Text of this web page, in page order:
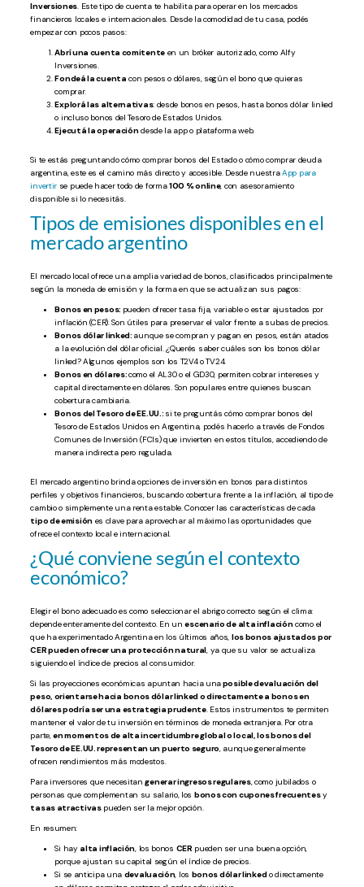
Inversiones. Este tipo de cuenta te habilita para operar en los mercados
financieros locales e internacionales. Desde la comodidad de tu casa, podés
empezar con pocos pasos:
Abrí una cuenta comitenteen un bróker autorizado, como Alfy
Inversiones.
Fondeá la cuenta con pesos o dólares, según el bono que quieras
comprar.
Explorá las alternativas: desde bonos en pesos, hasta bonos dólar linked
o incluso bonos del Tesoro de Estados Unidos.
Ejecutá la operacióndesde la app o plataforma web.
Si te estás preguntando cómo comprar bonos del Estado o cómo comprar deuda
argentina, este es el camino más directo y accesible. Desde nuestraApp para
invertir se puede hacer todo de forma100 % online, con asesoramiento
disponible si lo necesitás.
Tipos de emisiones disponibles en el
mercado argentino
El mercado local ofrece una amplia variedad de bonos, clasificados principalmente
según la moneda de emisión y la forma en que se actualizan sus pagos:
Bonos en pesos: pueden ofrecer tasa fija, variable o estar ajustados por
inflación (CER). Son útiles para preservar el valor frente a subas de precios.
Bonos dólar linked: aunque se compran y pagan en pesos, están atados
a la evolución del dólar oficial. ¿Querés saber cuáles son los bonos dólar
linked? Algunos ejemplos son los T2V4 o TV24.
Bonos en dólares:como el AL30 o el GD30, permiten cobrar intereses y
capital directamente en dólares. Son populares entre quienes buscan
cobertura cambiaria.
Bonos del Tesoro de EE.UU.: si te preguntás cómo comprar bonos del
Tesoro de Estados Unidos en Argentina, podés hacerlo a través de Fondos
Comunes de Inversión (FCIs) que invierten en estos títulos, accediendo de
manera indirecta pero regulada.
El mercado argentino brinda opciones de inversión en bonos para distintos
perfiles y objetivos financieros, buscando cobertura frente a la inflación, al tipo de
cambio o simplemente una renta estable. Conocer las características de cada
tipo de emisiónes clave para aprovechar al máximo las oportunidades que
ofrece el contexto local e internacional.
¿Qué conviene según el contexto
económico?
Elegir el bono adecuado es como seleccionar el abrigo correcto según el clima:
depende enteramente del contexto. En unescenario de alta inflacióncomo el
que ha experimentado Argentina en los últimos años, los bonos ajustados por
CER pueden ofrecer una protección natural, ya que su valor se actualiza
siguiendo el índice de precios al consumidor.
Si las proyecciones económicas apuntan hacia unaposible devaluación del
peso, orientarse hacia bonos dólar linked o directamente a bonos en
dólares podría ser una estrategia prudente. Estos instrumentos te permiten
mantener el valor de tu inversión en términos de moneda extranjera. Por otra
parte,en momentos de alta incertidumbre global o local, los bonos del
Tesoro de EE.UU. representan un puerto seguro, aunque generalmente
ofrecen rendimientos más modestos.
Para inversores que necesitangenerar ingresos regulares, como jubilados o
personas que complementan su salario, los bonos con cupones frecuentesy
tasas atractivaspueden ser la mejor opción.
En resumen:
Si hay alta inflación, los bonos CER pueden ser una buena opción,
porque ajustan su capital según el índice de precios.
Si se anticipa una devaluación, los bonos dólar linkedo directamente